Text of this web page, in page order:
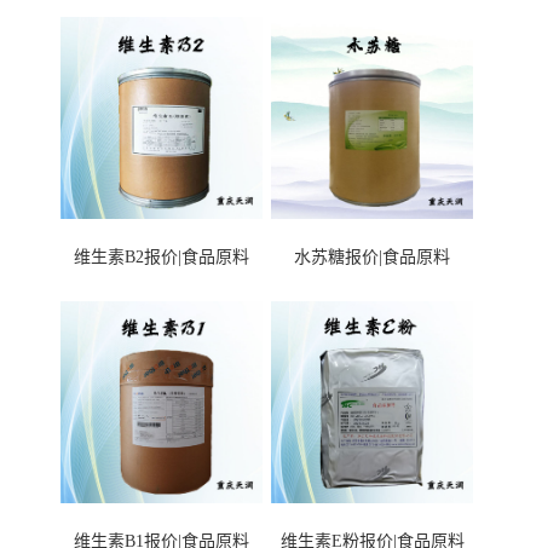
维生素B2报价|食品原料 水苏糖报价|食品原料
维生素B1报价|食品原料 维生素E粉报价|食品原料